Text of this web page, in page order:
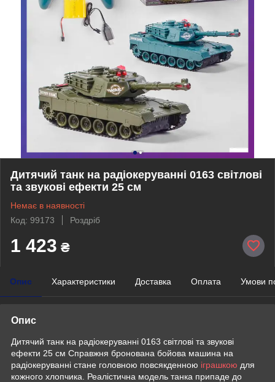
Дитячий танк на радіокеруванні 0163 світлові
та звукові ефекти 25 см
Немає в наявності
Код: 99173
Роздріб
1 423 ₴
Опис Характеристики Доставка Оплата Умови
Опис
Дитячий танк на радіокеруванні 0163 світлові та звукові
ефекти 25 см Справжня бронована бойова машина на
радіокеруванні стане головною повсякденною іграшкою для
кожного хлопчика. Реалістична модель танка припаде до